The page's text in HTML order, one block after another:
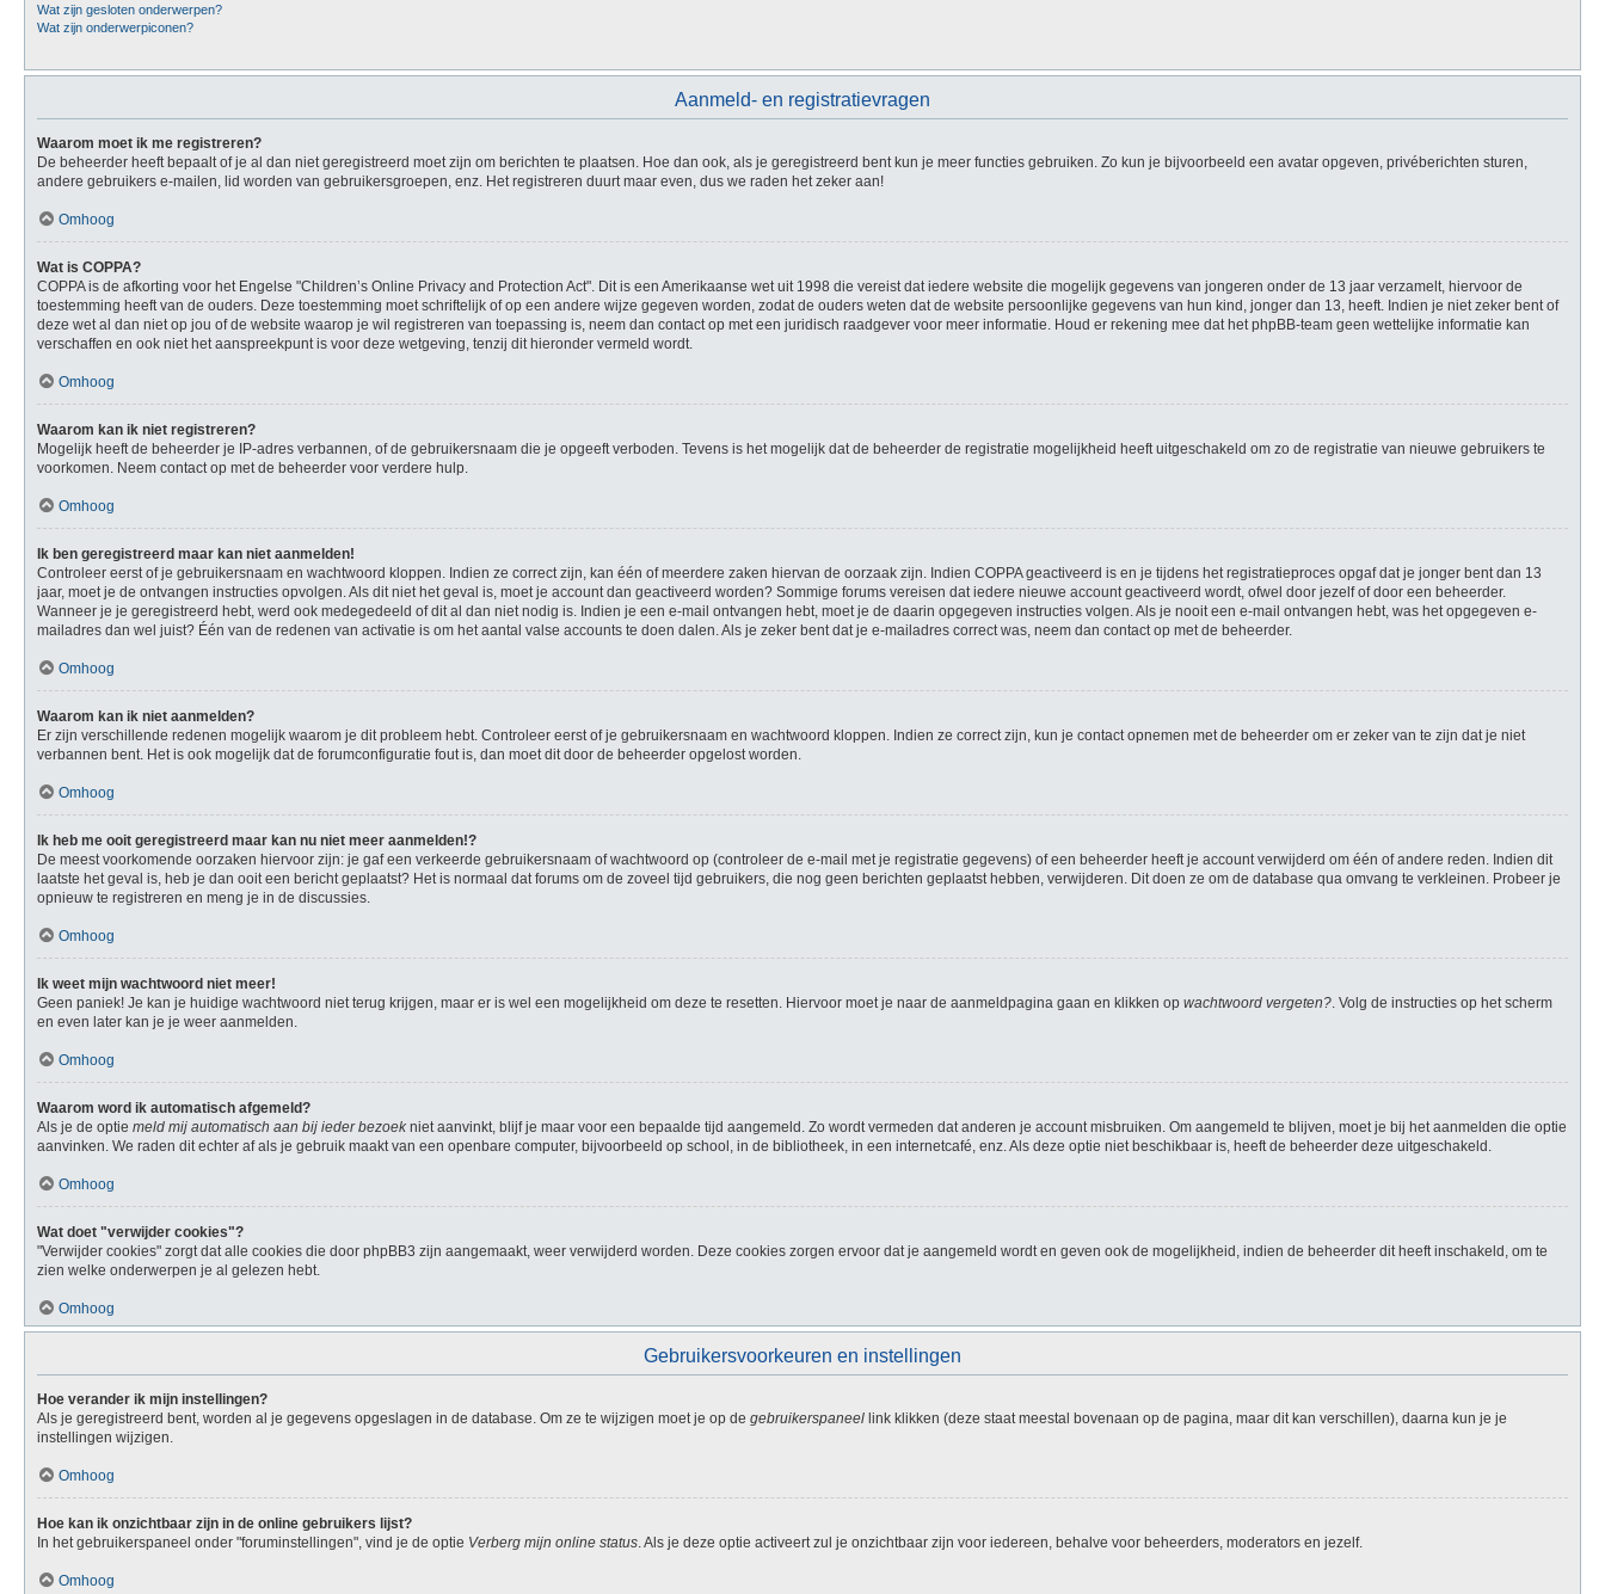
Wat zijn gesloten onderwerpen?
Wat zijn onderwerpiconen?
Aanmeld- en registratievragen
Waarom moet ik me registreren?
De beheerder heeft bepaalt of je al dan niet geregistreerd moet zijn om berichten te plaatsen. Hoe dan ook, als je geregistreerd bent kun je meer functies gebruiken. Zo kun je bijvoorbeeld een avatar opgeven, privéberichten sturen,
andere gebruikers e-mailen, lid worden van gebruikersgroepen, enz. Het registreren duurt maar even, dus we raden het zeker aan!
Omhoog
Wat is COPPA?
COPPA is de afkorting voor het Engelse "Children’s Online Privacy and Protection Act". Dit is een Amerikaanse wet uit 1998 die vereist dat iedere website die mogelijk gegevens van jongeren onder de 13 jaar verzamelt, hiervoor de
toestemming heeft van de ouders. Deze toestemming moet schriftelijk of op een andere wijze gegeven worden, zodat de ouders weten dat de website persoonlijke gegevens van hun kind, jonger dan 13, heeft. Indien je niet zeker bent of
deze wet al dan niet op jou of de website waarop je wil registreren van toepassing is, neem dan contact op met een juridisch raadgever voor meer informatie. Houd er rekening mee dat het phpBB-team geen wettelijke informatie kan
verschaffen en ook niet het aanspreekpunt is voor deze wetgeving, tenzij dit hieronder vermeld wordt.
Omhoog
Waarom kan ik niet registreren?
Mogelijk heeft de beheerder je IP-adres verbannen, of de gebruikersnaam die je opgeeft verboden. Tevens is het mogelijk dat de beheerder de registratie mogelijkheid heeft uitgeschakeld om zo de registratie van nieuwe gebruikers te
voorkomen. Neem contact op met de beheerder voor verdere hulp.
Omhoog
Ik ben geregistreerd maar kan niet aanmelden!
Controleer eerst of je gebruikersnaam en wachtwoord kloppen. Indien ze correct zijn, kan één of meerdere zaken hiervan de oorzaak zijn. Indien COPPA geactiveerd is en je tijdens het registratieproces opgaf dat je jonger bent dan 13
jaar, moet je de ontvangen instructies opvolgen. Als dit niet het geval is, moet je account dan geactiveerd worden? Sommige forums vereisen dat iedere nieuwe account geactiveerd wordt, ofwel door jezelf of door een beheerder.
Wanneer je je geregistreerd hebt, werd ook medegedeeld of dit al dan niet nodig is. Indien je een e-mail ontvangen hebt, moet je de daarin opgegeven instructies volgen. Als je nooit een e-mail ontvangen hebt, was het opgegeven e-
mailadres dan wel juist? Één van de redenen van activatie is om het aantal valse accounts te doen dalen. Als je zeker bent dat je e-mailadres correct was, neem dan contact op met de beheerder.
Omhoog
Waarom kan ik niet aanmelden?
Er zijn verschillende redenen mogelijk waarom je dit probleem hebt. Controleer eerst of je gebruikersnaam en wachtwoord kloppen. Indien ze correct zijn, kun je contact opnemen met de beheerder om er zeker van te zijn dat je niet
verbannen bent. Het is ook mogelijk dat de forumconfiguratie fout is, dan moet dit door de beheerder opgelost worden.
Omhoog
Ik heb me ooit geregistreerd maar kan nu niet meer aanmelden!?
De meest voorkomende oorzaken hiervoor zijn: je gaf een verkeerde gebruikersnaam of wachtwoord op (controleer de e-mail met je registratie gegevens) of een beheerder heeft je account verwijderd om één of andere reden. Indien dit
laatste het geval is, heb je dan ooit een bericht geplaatst? Het is normaal dat forums om de zoveel tijd gebruikers, die nog geen berichten geplaatst hebben, verwijderen. Dit doen ze om de database qua omvang te verkleinen. Probeer je
opnieuw te registreren en meng je in de discussies.
Omhoog
Ik weet mijn wachtwoord niet meer!
Geen paniek! Je kan je huidige wachtwoord niet terug krijgen, maar er is wel een mogelijkheid om deze te resetten. Hiervoor moet je naar de aanmeldpagina gaan en klikken op wachtwoord vergeten?. Volg de instructies op het scherm
en even later kan je je weer aanmelden.
Omhoog
Waarom word ik automatisch afgemeld?
Als je de optie meld mij automatisch aan bij ieder bezoek niet aanvinkt, blijf je maar voor een bepaalde tijd aangemeld. Zo wordt vermeden dat anderen je account misbruiken. Om aangemeld te blijven, moet je bij het aanmelden die optie
aanvinken. We raden dit echter af als je gebruik maakt van een openbare computer, bijvoorbeeld op school, in de bibliotheek, in een internetcafé, enz. Als deze optie niet beschikbaar is, heeft de beheerder deze uitgeschakeld.
Omhoog
Wat doet "verwijder cookies"?
"Verwijder cookies" zorgt dat alle cookies die door phpBB3 zijn aangemaakt, weer verwijderd worden. Deze cookies zorgen ervoor dat je aangemeld wordt en geven ook de mogelijkheid, indien de beheerder dit heeft inschakeld, om te
zien welke onderwerpen je al gelezen hebt.
Omhoog
Gebruikersvoorkeuren en instellingen
Hoe verander ik mijn instellingen?
Als je geregistreerd bent, worden al je gegevens opgeslagen in de database. Om ze te wijzigen moet je op de gebruikerspaneel link klikken (deze staat meestal bovenaan op de pagina, maar dit kan verschillen), daarna kun je je
instellingen wijzigen.
Omhoog
Hoe kan ik onzichtbaar zijn in de online gebruikers lijst?
In het gebruikerspaneel onder "foruminstellingen", vind je de optie Verberg mijn online status. Als je deze optie activeert zul je onzichtbaar zijn voor iedereen, behalve voor beheerders, moderators en jezelf.
Omhoog